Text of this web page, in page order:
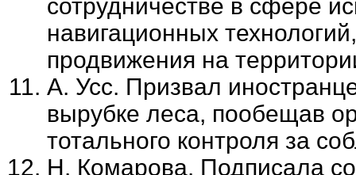
сотрудничестве в сфере
навигационных
продвижения на
А. Усс. Призвал
вырубке леса, пообещав
тотального контроля за
Н. Комарова. Подписала